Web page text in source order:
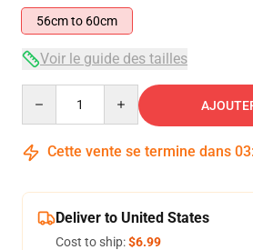
56cm to 60cm
Voir le guide des tailles
Cette vente se termine dans 03:
Deliver to United States
Cost to ship:$6.99